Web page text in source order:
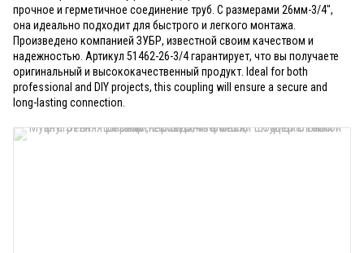
прочное и герметичное соединение труб. С размерами 26мм-3/4",
она идеально подходит для быстрого и легкого монтажа.
Произведено компанией ЗУБР, известной своим качеством и
надежностью. Артикул 51462-26-3/4 гарантирует, что вы получаете
оригинальный и высококачественный продукт. Ideal for both
professional and DIY projects, this coupling will ensure a secure and
long-lasting connection.